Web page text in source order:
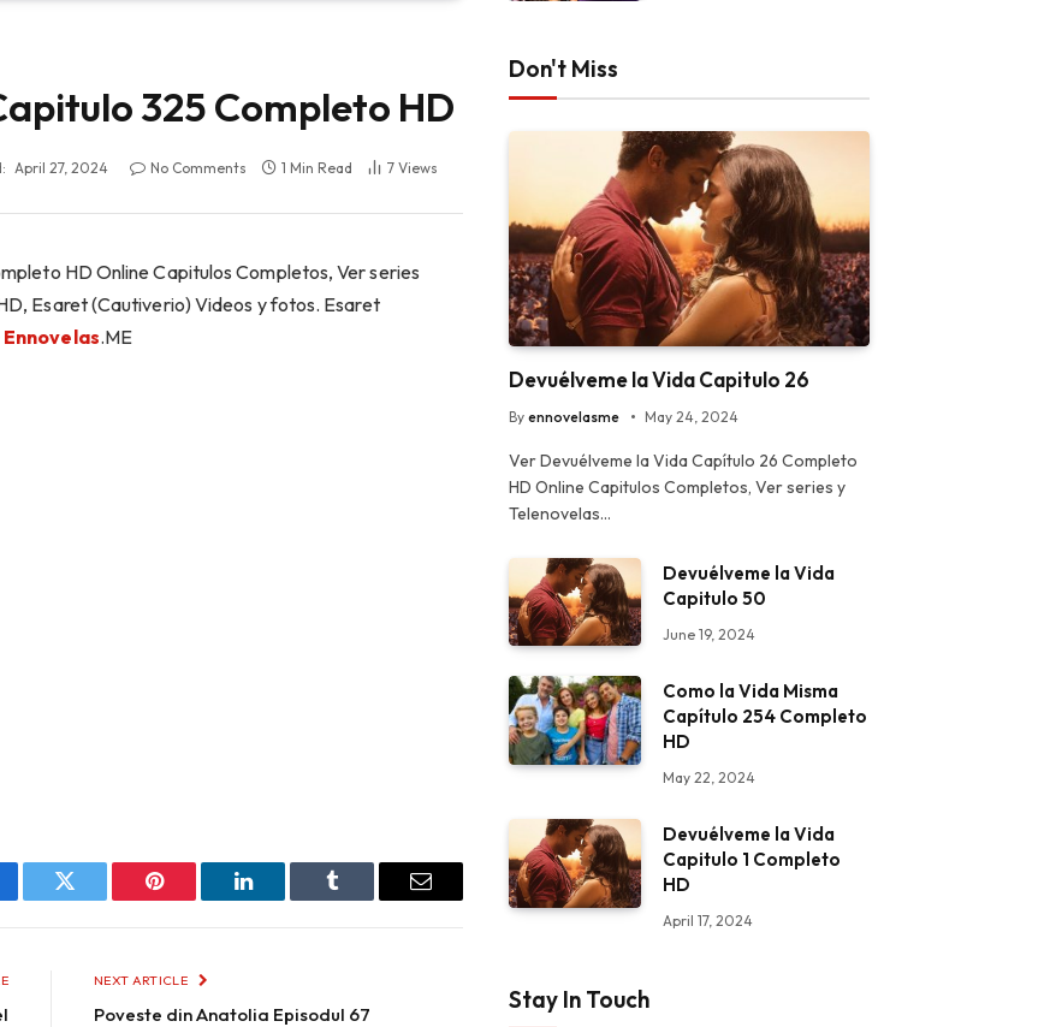
325 Completo HD
April 27, 2024 No Comments 1 Min Read 7 Views
HD Online Capitulos Completos, Ver series
Esaret (Cautiverio) Videos y fotos. Esaret
Ennovelas.ME
Twitter Pinterest LinkedIn Tumblr Email
NEXT ARTICLE
Poveste din Anatolia Episodul 67
Don't Miss
Devuélveme la Vida Capitulo 26
By ennovelasme May 24, 2024
Ver Devuélveme la Vida Capítulo 26 Completo
HD Online Capitulos Completos, Ver series y
Telenovelas…
Devuélveme la Vida
Capitulo 50
June 19, 2024
Como la Vida Misma
Capítulo 254 Completo
HD
May 22, 2024
Devuélveme la Vida
Capitulo 1 Completo
HD
April 17, 2024
Stay In Touch